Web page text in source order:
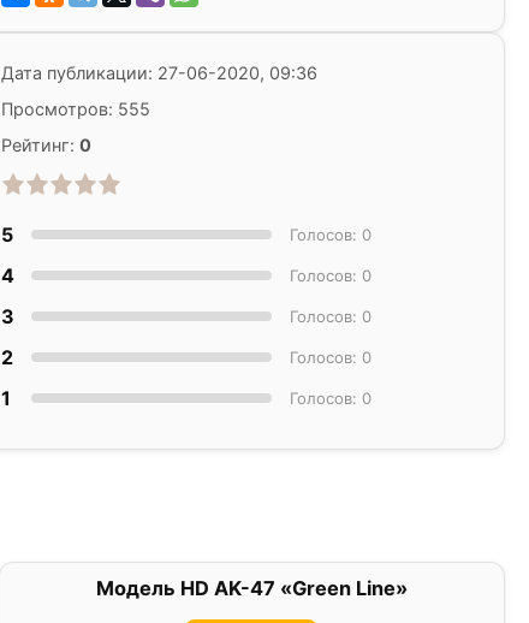
Дата публикации: 27-06-2020, 09:36
Просмотров: 555
Рейтинг: 0
5 Голосов: 0
4 Голосов: 0
3 Голосов: 0
2 Голосов: 0
1 Голосов: 0
Модель HD AK-47 «Green Line»